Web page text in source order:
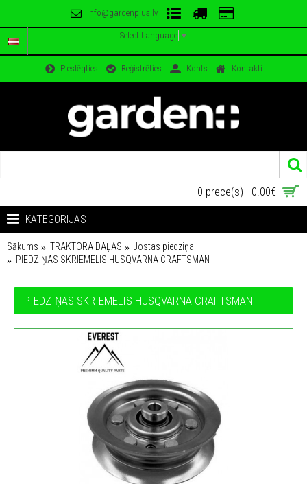
info@gardenplus.lv
Select Language ▼
Pieslēgties Reģistrēties Konts Kontakti
0 prece(s) - 0.00€
KATEGORIJAS
Sākums TRAKTORA DAĻAS
Jostas piedziņa
PIEDZIŅAS SKRIEMELIS HUSQVARNA CRAFTSMAN
PIEDZIŅAS SKRIEMELIS HUSQVARNA CRAFTSMAN